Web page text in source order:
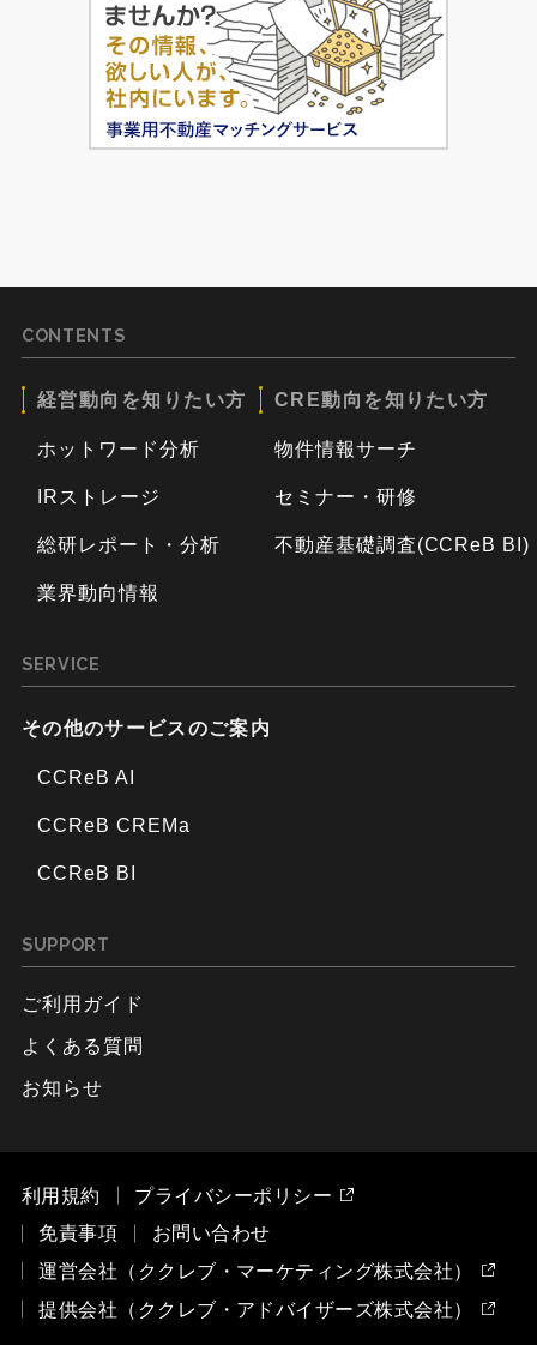
CONTENTS
経営動向を知りたい方
ホットワード分析
IRストレージ
総研レポート・分析
業界動向情報
CRE動向を知りたい方
物件情報サーチ
セミナー・研修
不動産基礎調査(CCReB BI)
SERVICE
その他のサービスのご案内
CCReB AI
CCReB CREMa
CCReB BI
SUPPORT
ご利用ガイド
よくある質問
お知らせ
利用規約
プライバシーポリシー
免責事項
お問い合わせ
運営会社（ククレブ・マーケティング株式会社）
提供会社（ククレブ・アドバイザーズ株式会社）